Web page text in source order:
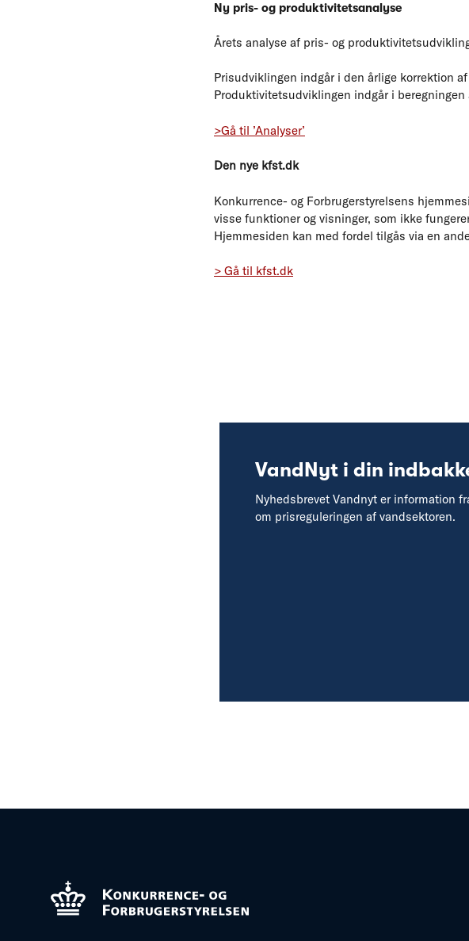
Ny pris- og produktivitetsanalyse
Årets analyse af pris- og
Prisudviklingen indgår i den årlige korrektion
Produktivitetsudviklingen indgår i
>Gå til ’Analyser’
Den nye kfst.dk
Konkurrence- og Forbrugerstyrelsens
visse funktioner og visninger, som ikke
Hjemmesiden kan med fordel tilgås via en
> Gå til kfst.dk
VandNyt i din
Nyhedsbrevet Vandnyt er information
om prisreguleringen af vandsektoren.